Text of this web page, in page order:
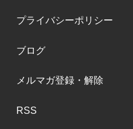
プライバシーポリシー
ブログ
メルマガ登録・解除
RSS